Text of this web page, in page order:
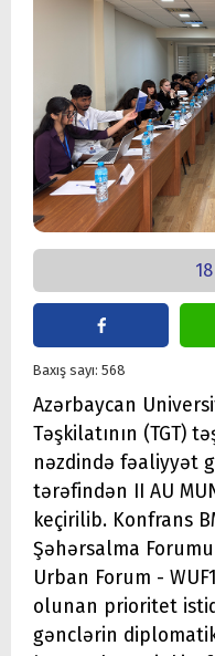
Baxış sayı: 568
Azərbaycan
Təşkilatının (TGT)
nəzdində fəaliyyət
tərəfindən II AU
keçirilib. Konfrans
Şəhərsalma
Urban Forum -
olunan prioritet
gənclərin